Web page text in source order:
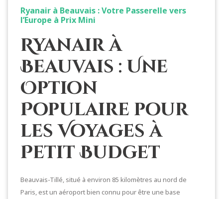
Ryanair à Beauvais : Votre Passerelle vers
l’Europe à Prix Mini
Ryanair à
Beauvais : Une
Option
Populaire pour
les Voyages à
Petit Budget
Beauvais-Tillé, situé à environ 85 kilomètres au nord de
Paris, est un aéroport bien connu pour être une base